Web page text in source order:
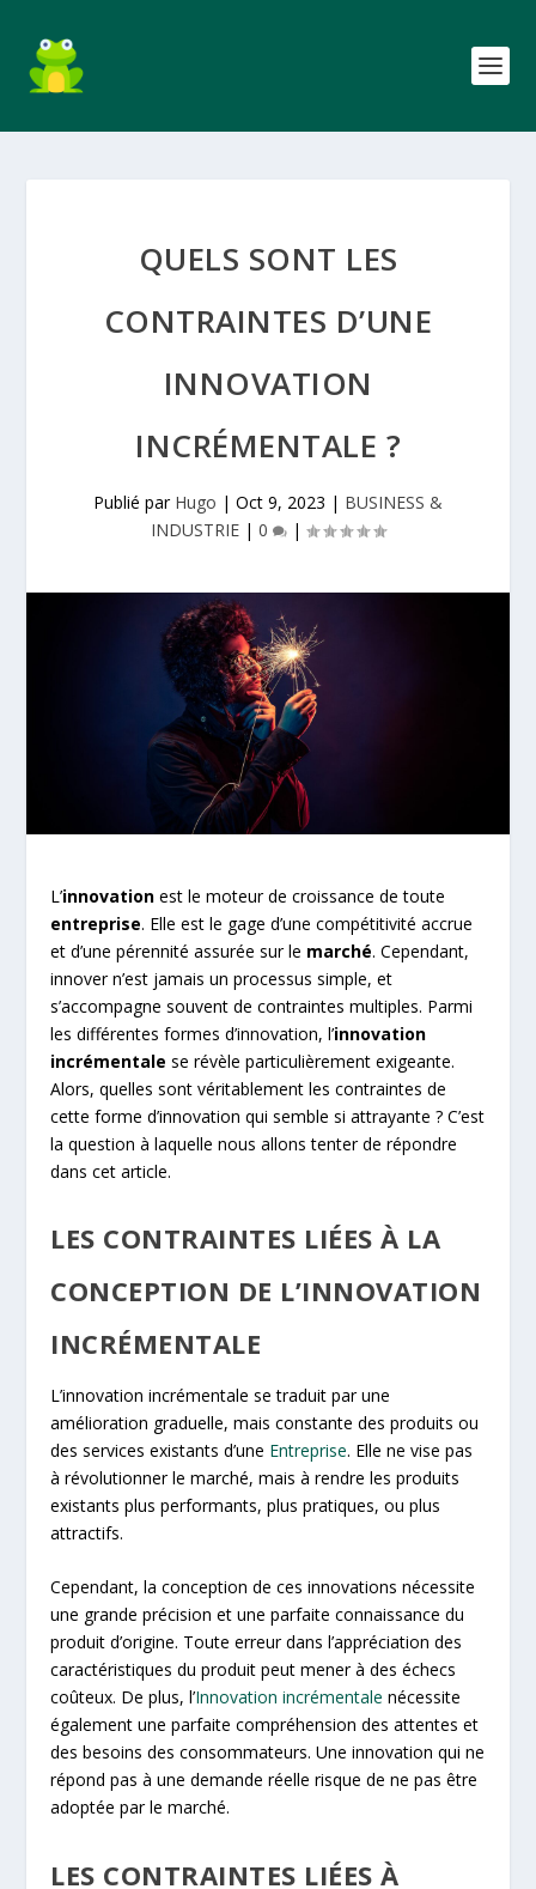
QUELS SONT LES
CONTRAINTES D’UNE
INNOVATION
INCRÉMENTALE ?
Publié par Hugo | Oct 9, 2023 | BUSINESS &
INDUSTRIE | 0 |
L’innovation est le moteur de croissance de toute
entreprise. Elle est le gage d’une compétitivité accrue
et d’une pérennité assurée sur le marché. Cependant,
innover n’est jamais un processus simple, et
s’accompagne souvent de contraintes multiples. Parmi
les différentes formes d’innovation, l’innovation
incrémentale se révèle particulièrement exigeante.
Alors, quelles sont véritablement les contraintes de
cette forme d’innovation qui semble si attrayante ? C’est
la question à laquelle nous allons tenter de répondre
dans cet article.
LES CONTRAINTES LIÉES À LA
CONCEPTION DE L’INNOVATION
INCRÉMENTALE
L’innovation incrémentale se traduit par une
amélioration graduelle, mais constante des produits ou
des services existants d’une Entreprise. Elle ne vise pas
à révolutionner le marché, mais à rendre les produits
existants plus performants, plus pratiques, ou plus
attractifs.
Cependant, la conception de ces innovations nécessite
une grande précision et une parfaite connaissance du
produit d’origine. Toute erreur dans l’appréciation des
caractéristiques du produit peut mener à des échecs
coûteux. De plus, l’Innovation incrémentale nécessite
également une parfaite compréhension des attentes et
des besoins des consommateurs. Une innovation qui ne
répond pas à une demande réelle risque de ne pas être
adoptée par le marché.
LES CONTRAINTES LIÉES À